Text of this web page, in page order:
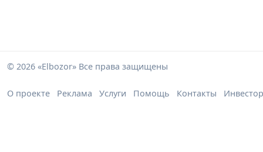
© 2026 «Elbozor» Все права защищены
О проекте Реклама Услуги Помощь Контакты